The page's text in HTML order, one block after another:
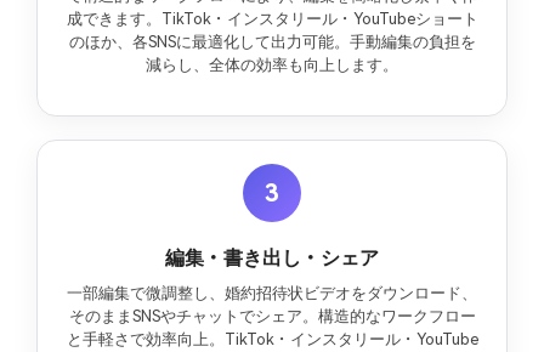
成できます。TikTok・インスタリール・YouTubeショート
のほか、各SNSに最適化して出力可能。手動編集の負担を
減らし、全体の効率も向上します。
3
編集・書き出し・シェア
一部編集で微調整し、婚約招待状ビデオをダウンロード、
そのままSNSやチャットでシェア。構造的なワークフロー
と手軽さで効率向上。TikTok・インスタリール・YouTube